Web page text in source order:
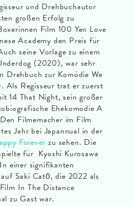
und Drehbuchautor
großen Erfolg zu
Film 100 Yen Love
Academy den Preis für
seine Vorlage zu einem
(2020), war sehr
Drehbuch zur Komödie We
Als Regisseur trat er zuerst
14 That Night, sein großer
Ehekomödie A
Filmemacher im Film
Jahr bei Japannual in der
Forever zu sehen. Die
für Kyoshi Kurosawa
einer signifikanten
Saki Catō, die 2022 als
In The Distance
zu Gast war.